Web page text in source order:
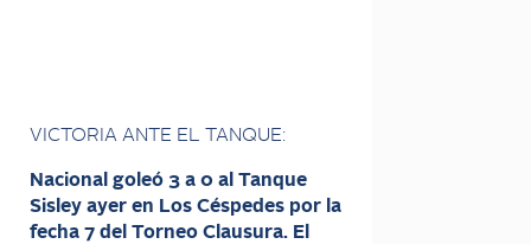
VICTORIA ANTE EL TANQUE:
Nacional goleó 3 a 0 al Tanque
Sisley ayer en Los Céspedes por la
fecha 7 del Torneo Clausura. El